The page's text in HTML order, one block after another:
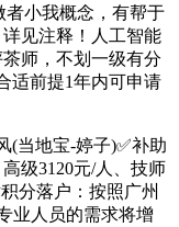
者小我概念，有帮于
见注释！人工智能
师，不划一级有分
适前提1年内可申请
地宝-婷子)✅补助
级3120元/人、技师
分落户：按照广州
业人员的需求将增